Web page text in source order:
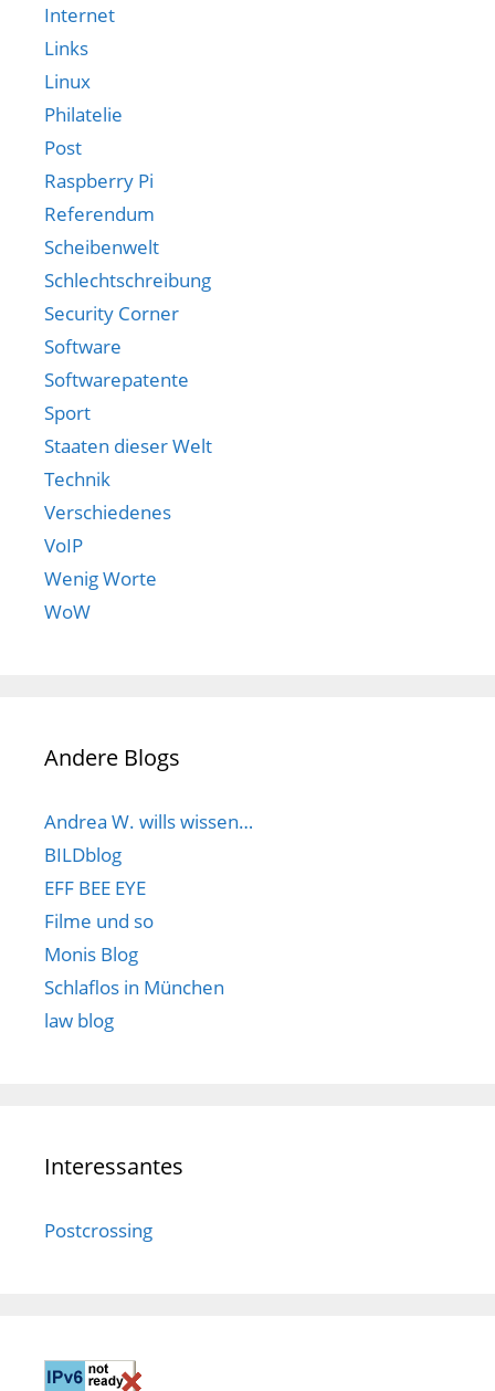
Internet
Links
Linux
Philatelie
Post
Raspberry Pi
Referendum
Scheibenwelt
Schlechtschreibung
Security Corner
Software
Softwarepatente
Sport
Staaten dieser Welt
Technik
Verschiedenes
VoIP
Wenig Worte
WoW
Andere Blogs
Andrea W. wills wissen…
BILDblog
EFF BEE EYE
Filme und so
Monis Blog
Schlaflos in München
law blog
Interessantes
Postcrossing